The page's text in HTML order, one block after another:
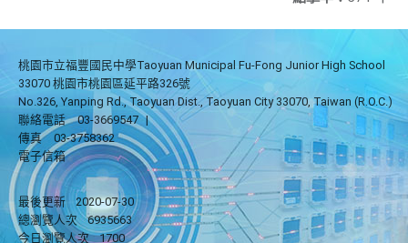
桃園市立福豐國民中學Taoyuan Municipal Fu-Fong Junior High School
33070 桃園市桃園區延平路326號
No.326, Yanping Rd., Taoyuan Dist., Taoyuan City 33070, Taiwan (R.O.C.)
聯絡電話
03-3669547 |
傳真
03-3758362
電子信箱
最後更新
2020-07-30
總瀏覽人次
6935663
今日瀏覽人次
1700